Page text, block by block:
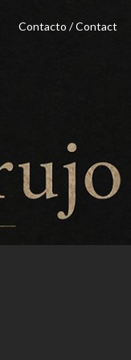
Contacto / Contact